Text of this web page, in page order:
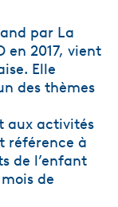
par La
en 2017, vient
Elle
des thèmes
aux activités
référence à
de l’enfant
de